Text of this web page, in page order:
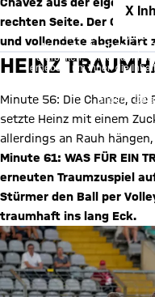
rechten Seite. Der
und vollendete abgeklärt
X
Mit Klick auf den
Netzwerk, Ihre Daten (z.
verarbeiten. Vorher kann
erheben, um Ihnen die
alle Inhalte des sozialen
ändern.
HEINZ
Minute 56: Die Chance, die
setzte Heinz mit einem
allerdings an Rauh hängen,
Minute 61: WAS FÜR EIN
erneuten Traumzuspiel
Stürmer den Ball per
traumhaft ins lang Eck.